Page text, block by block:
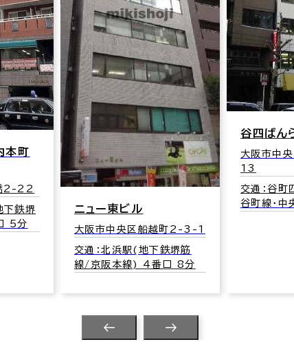
ニュー東ビル
大阪市中央区船越町2-3-1
交通：北浜駅(地下鉄堺筋
線/京阪本線) 4番口 8分
谷四ばんらいビ
大阪市中央区内
13
交通：谷町四丁目
谷町線･中央線)